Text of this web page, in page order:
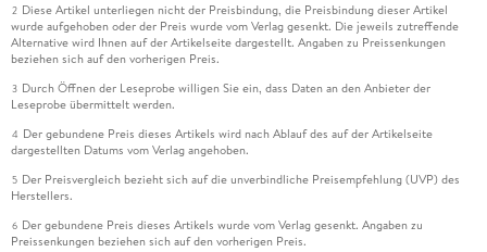
2 Diese Artikel unterliegen nicht der Preisbindung, die Preisbindung dieser Artikel
wurde aufgehoben oder der Preis wurde vom Verlag gesenkt. Die jeweils zutreffende
Alternative wird Ihnen auf der Artikelseite dargestellt. Angaben zu Preissenkungen
beziehen sich auf den vorherigen Preis.
3 Durch Öffnen der Leseprobe willigen Sie ein, dass Daten an den Anbieter der
Leseprobe übermittelt werden.
4 Der gebundene Preis dieses Artikels wird nach Ablauf des auf der Artikelseite
dargestellten Datums vom Verlag angehoben.
5 Der Preisvergleich bezieht sich auf die unverbindliche Preisempfehlung (UVP) des
Herstellers.
6 Der gebundene Preis dieses Artikels wurde vom Verlag gesenkt. Angaben zu
Preissenkungen beziehen sich auf den vorherigen Preis.